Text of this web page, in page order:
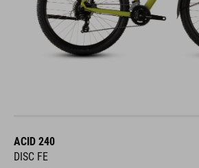
ACID 240
DISC FE